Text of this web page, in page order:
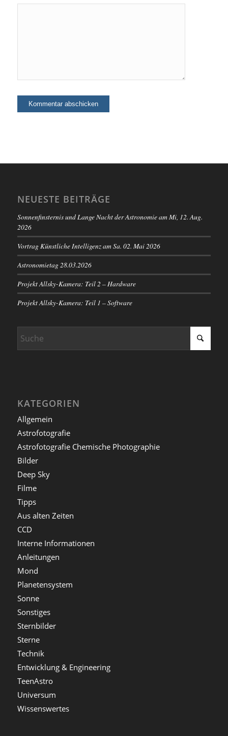
NEUESTE BEITRÄGE
Sonnenfinsternis und Lange Nacht der Astronomie am Mi, 12. Aug.
2026
Vortrag Künstliche Intelligenz am Sa. 02. Mai 2026
Astronomietag 28.03.2026
Projekt Allsky-Kamera: Teil 2 – Hardware
Projekt Allsky-Kamera: Teil 1 – Software
KATEGORIEN
Allgemein
Astrofotografie
Astrofotografie Chemische Photographie
Bilder
Deep Sky
Filme
Tipps
Aus alten Zeiten
CCD
Interne Informationen
Anleitungen
Mond
Planetensystem
Sonne
Sonstiges
Sternbilder
Sterne
Technik
Entwicklung & Engineering
TeenAstro
Universum
Wissenswertes